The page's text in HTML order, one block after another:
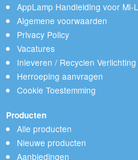
AppLamp Handleiding voor Mi-
Algemene voorwaarden
Privacy Policy
Vacatures
Inleveren / Recyclen
Herroeping aanvragen
Cookie Toestemming
Producten
Alle producten
Nieuwe producten
Aanbiedingen